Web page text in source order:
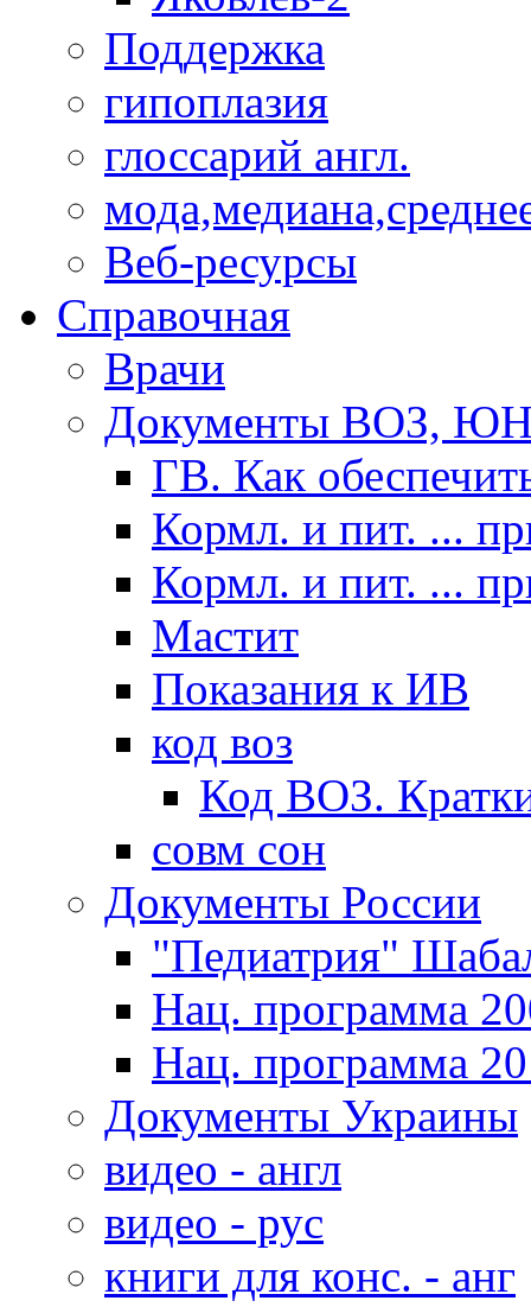
Поддержка
гипоплазия
глоссарий англ.
Веб-ресурсы
Справочная
Врачи
Документы ВОЗ,
ГВ. Как
Кормл. и пит. ...
Кормл. и пит. ...
Мастит
Показания к ИВ
код воз
Код ВОЗ.
совм сон
Документы России
"Педиатрия"
Нац. программа
Нац. программа
Документы Украины
видео - англ
видео - рус
книги для конс. - анг